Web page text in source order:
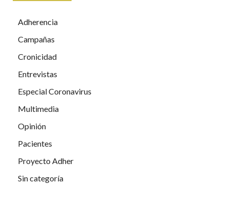
Adherencia
Campañas
Cronicidad
Entrevistas
Especial Coronavirus
Multimedia
Opinión
Pacientes
Proyecto Adher
Sin categoría